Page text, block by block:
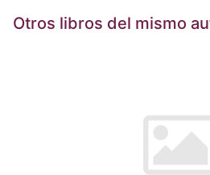
Otros libros del mismo